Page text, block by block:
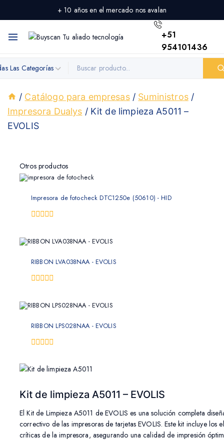
+ 10 años en el mercado nos avalan
+51
954101436
/ Catálogo para empresas / Suministros /
Impresora Dualys / Kit de limpieza A5011 –
EVOLIS
Otros productos
Impresora de fotocheck DTC1250e (50610) - HID
de
RIBBON LVA038NAA - EVOLIS
de
RIBBON LPS028NAA - EVOLIS
de
Kit de limpieza A5011 – EVOLIS
El Kit de Limpieza A5011 de EVOLIS es una solución completa
correctivo de las impresoras de tarjetas EVOLIS. Este kit incluye los
críticas de la impresora, asegurando una calidad de impresión